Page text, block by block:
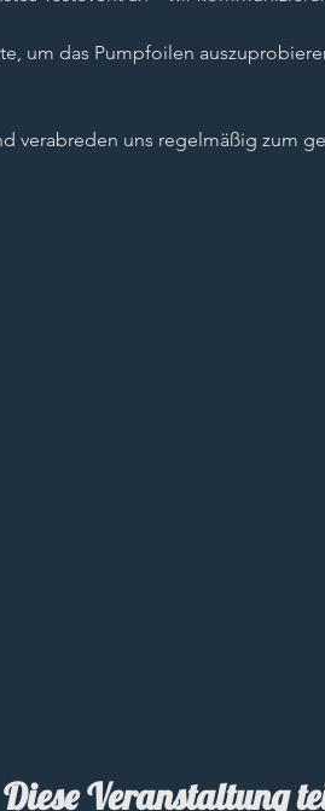
um das Pumpfoilen
verabreden uns regelmäßig zum
Diese Veranstaltung